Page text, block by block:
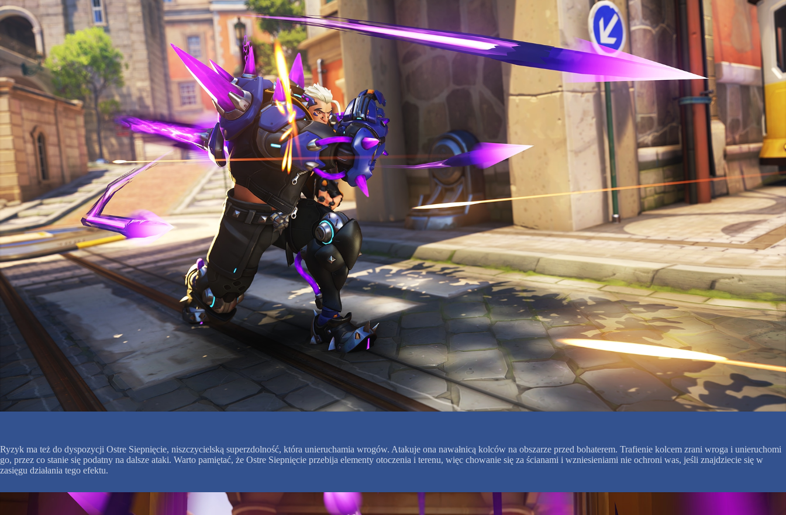
Ryzyk ma też do dyspozycji Ostre Siepnięcie, niszczycielską superzdolność, która unieruchamia wrogów. Atakuje ona nawałnicą kolców na obszarze przed bohaterem. Trafienie kolcem zrani wroga i unieruchomi
go, przez co stanie się podatny na dalsze ataki. Warto pamiętać, że Ostre Siepnięcie przebija elementy otoczenia i terenu, więc chowanie się za ścianami i wzniesieniami nie ochroni was, jeśli znajdziecie się w
zasięgu działania tego efektu.